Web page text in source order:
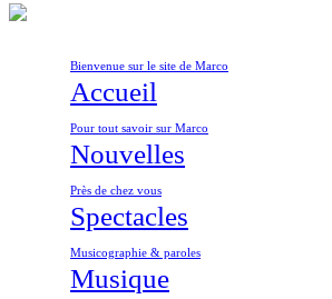
Bienvenue sur le site de Marco
Accueil
Pour tout savoir sur Marco
Nouvelles
Près de chez vous
Spectacles
Musicographie & paroles
Musique